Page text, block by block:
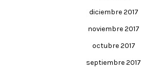
diciembre 2017
noviembre 2017
octubre 2017
septiembre 2017